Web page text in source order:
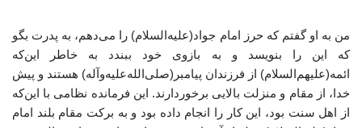
من به او گفتم که حرز امام جواد(علیه‌السلام) را می‌دهم، به پدرت بگو
که این را بنویسد و به بازوی خود ببندد به خاطر این‌که
ائمه(علیهم‌السلام) از فرزندان پیامبر(صلی‌الله‌علیه‌وآله) هستند و پیش
خدا، از مقام و منزلت بالایی برخوردارند. این فرمانده نظامی با این‌که
از اهل سنت بود، این کار را انجام داده بود و به برکت مقام بلند امام